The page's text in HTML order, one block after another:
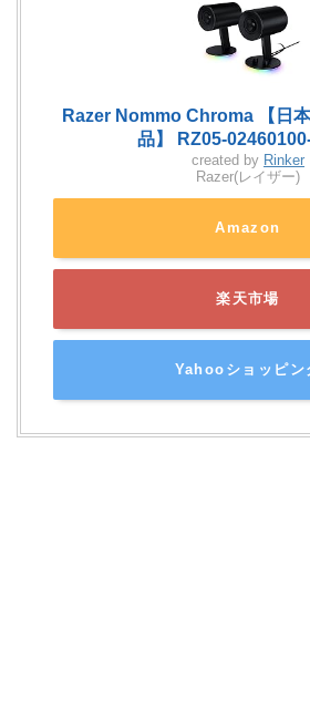
Razer Nommo Chroma 【日
品】 RZ05-
created by Rinker
Razer(レイザー)
Amazon
楽天市場
Yahooショッピン